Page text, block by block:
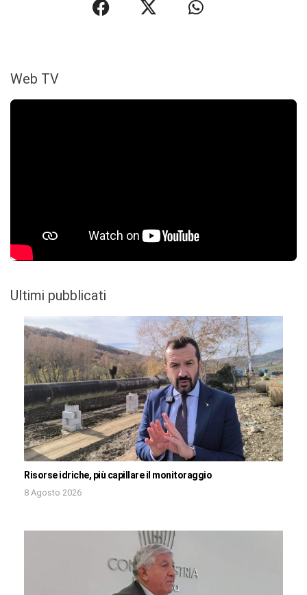
Web TV
Ultimi pubblicati
Risorse idriche, più capillare il monitoraggio
8 Agosto 2026